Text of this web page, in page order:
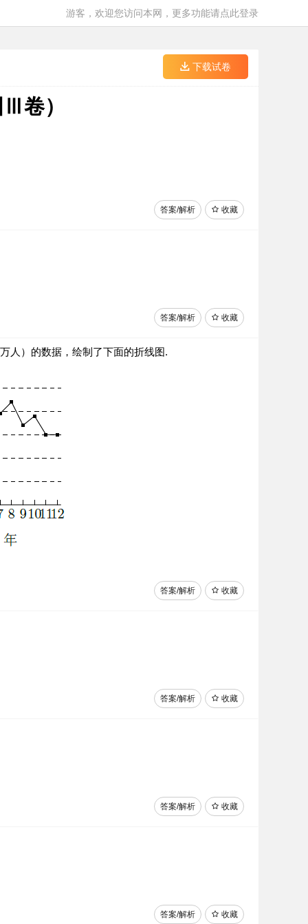
游客，欢迎您访问本网，更多功能请点此登录
下载试卷
卷）
收藏
答案/解析
收藏
答案/解析
人）的数据，绘制了下面的折线图.
收藏
答案/解析
收藏
答案/解析
收藏
答案/解析
收藏
答案/解析